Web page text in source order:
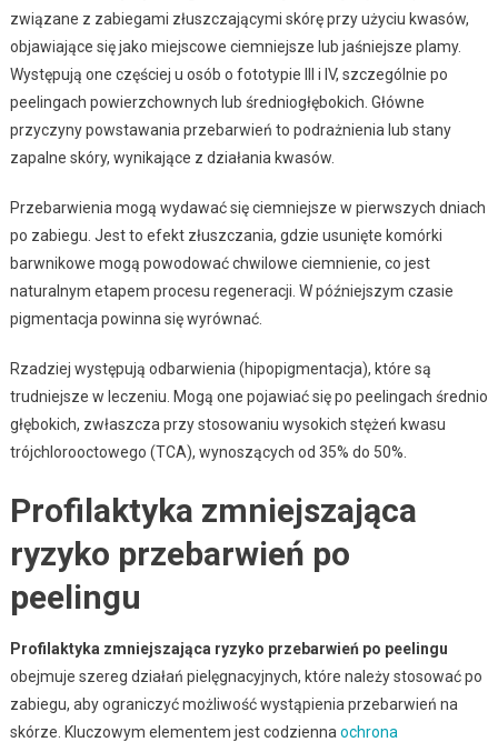
związane z zabiegami złuszczającymi skórę przy użyciu kwasów,
objawiające się jako miejscowe ciemniejsze lub jaśniejsze plamy.
Występują one częściej u osób o fototypie III i IV, szczególnie po
peelingach powierzchownych lub średniogłębokich. Główne
przyczyny powstawania przebarwień to podrażnienia lub stany
zapalne skóry, wynikające z działania kwasów.
Przebarwienia mogą wydawać się ciemniejsze w pierwszych dniach
po zabiegu. Jest to efekt złuszczania, gdzie usunięte komórki
barwnikowe mogą powodować chwilowe ciemnienie, co jest
naturalnym etapem procesu regeneracji. W późniejszym czasie
pigmentacja powinna się wyrównać.
Rzadziej występują odbarwienia (hipopigmentacja), które są
trudniejsze w leczeniu. Mogą one pojawiać się po peelingach średnio
głębokich, zwłaszcza przy stosowaniu wysokich stężeń kwasu
trójchlorooctowego (TCA), wynoszących od 35% do 50%.
Profilaktyka zmniejszająca
ryzyko przebarwień po
peelingu
Profilaktyka zmniejszająca ryzyko przebarwień po peelingu
obejmuje szereg działań pielęgnacyjnych, które należy stosować po
zabiegu, aby ograniczyć możliwość wystąpienia przebarwień na
skórze. Kluczowym elementem jest codzienna ochrona